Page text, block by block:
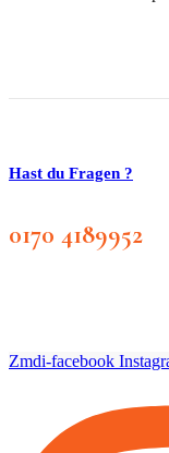
Hast du Fragen ?
0170 4189952
Zmdi-facebook